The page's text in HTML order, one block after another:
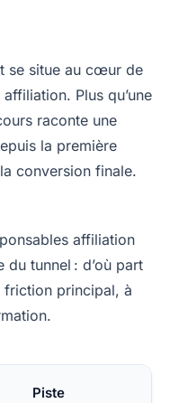
se situe au cœur de
Plus qu’une
raconte une
la première
conversion finale.
affiliation
tunnel : d’où part
principal, à
Piste